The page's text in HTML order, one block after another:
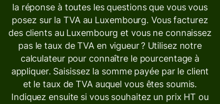
la réponse à toutes les questions que vous vous
posez sur la TVA au Luxembourg. Vous facturez
des clients au Luxembourg et vous ne connaissez
pas le taux de TVA en vigueur ? Utilisez notre
calculateur pour connaître le pourcentage à
appliquer. Saisissez la somme payée par le client
et le taux de TVA auquel vous êtes soumis.
Indiquez ensuite si vous souhaitez un prix HT ou